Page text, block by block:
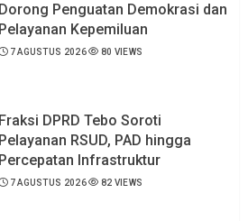
Dorong Penguatan Demokrasi dan
Pelayanan Kepemiluan
7 AGUSTUS 2026 80 VIEWS
Fraksi DPRD Tebo Soroti
Pelayanan RSUD, PAD hingga
Percepatan Infrastruktur
7 AGUSTUS 2026 82 VIEWS